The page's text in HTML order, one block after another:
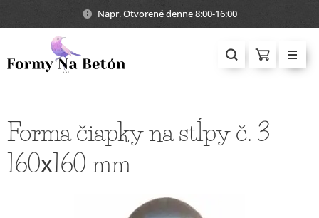
Napr. Otvorené denne 8:00-16:00
Forma čiapky na stĺpy č. 3
160х160 mm